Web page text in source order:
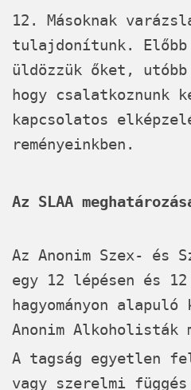
12. Másoknak
tulajdonítunk.
üldözzük őket, utóbb
hogy csalatkoznunk
kapcsolatos
reményeinkben.
Az SLAA
Az Anonim Szex- és
egy 12 lépésen és 12
hagyományon
Anonim
A tagság egyetlen
vagy szerelmi